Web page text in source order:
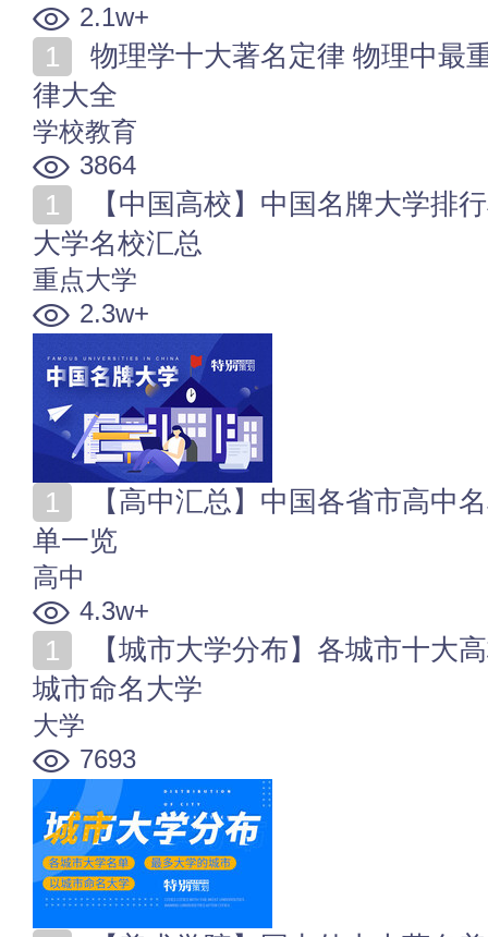
2.1w+
律大全
学校教育
3864
大学名校汇总
重点大学
2.3w+
单一览
高中
4.3w+
城市命名大学
大学
7693